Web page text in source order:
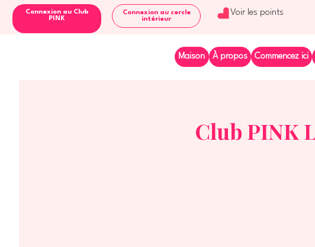
Maison À propos Commencez ici
Connexion au Club
PINK
Connexion au cercle
intérieur
Voir les points
Club PINK